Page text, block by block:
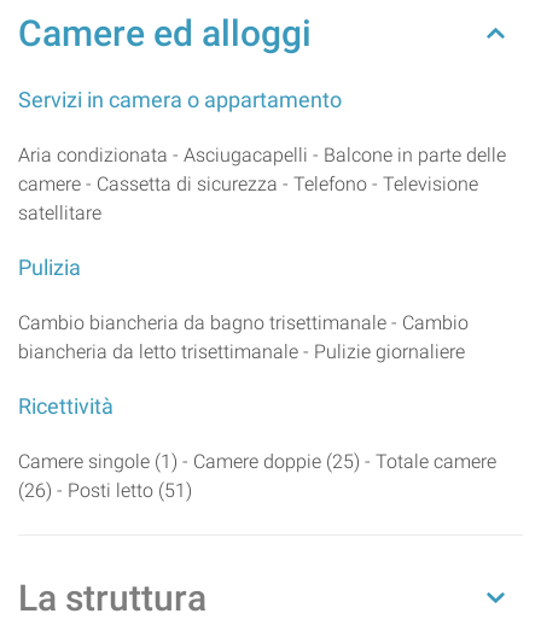
Camere ed alloggi
Servizi in camera o appartamento
Aria condizionata - Asciugacapelli - Balcone in parte delle
camere - Cassetta di sicurezza - Telefono - Televisione
satellitare
Pulizia
Cambio biancheria da bagno trisettimanale - Cambio
biancheria da letto trisettimanale - Pulizie giornaliere
Ricettività
Camere singole (1) - Camere doppie (25) - Totale camere
(26) - Posti letto (51)
La struttura